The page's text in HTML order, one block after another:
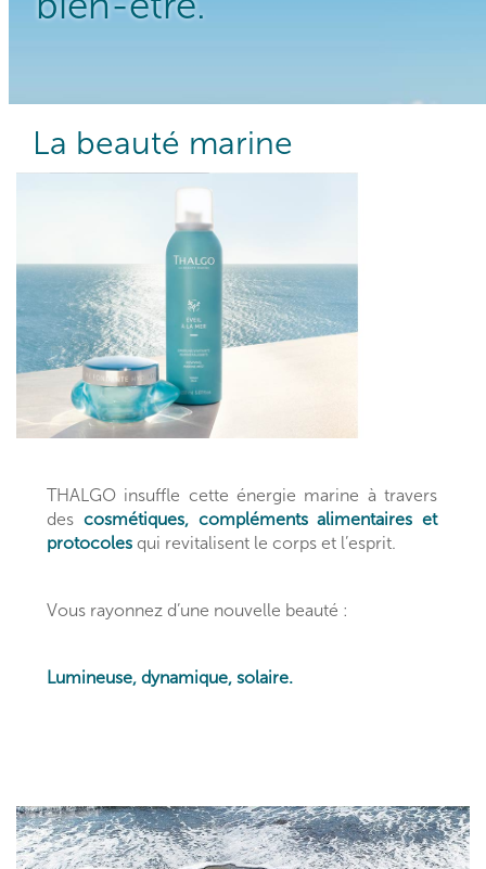
La beauté marine
THALGO insuffle cette énergie marine à travers
des cosmétiques, compléments alimentaires et
protocoles qui revitalisent le corps et l’esprit.
Vous rayonnez d’une nouvelle beauté :
Lumineuse, dynamique, solaire.